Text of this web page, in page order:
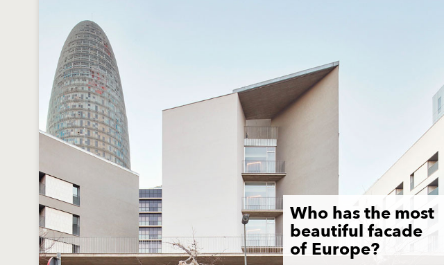
Who has the most
beautiful facade
of Europe?